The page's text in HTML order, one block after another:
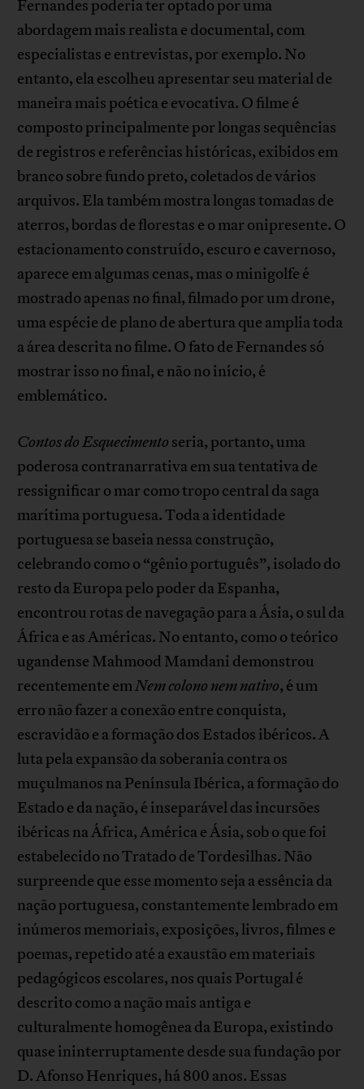
Fernandes poderia ter optado por uma
abordagem mais realista e documental, com
especialistas e entrevistas, por exemplo. No
entanto, ela escolheu apresentar seu material de
maneira mais poética e evocativa. O filme é
composto principalmente por longas sequências
de registros e referências históricas, exibidos em
branco sobre fundo preto, coletados de vários
arquivos. Ela também mostra longas tomadas de
aterros, bordas de florestas e o mar onipresente. O
estacionamento construído, escuro e cavernoso,
aparece em algumas cenas, mas o minigolfe é
mostrado apenas no final, filmado por um drone,
uma espécie de plano de abertura que amplia toda
a área descrita no filme. O fato de Fernandes só
mostrar isso no final, e não no início, é
emblemático.
Contos do Esquecimento seria, portanto, uma
poderosa contranarrativa em sua tentativa de
ressignificar o mar como tropo central da saga
marítima portuguesa. Toda a identidade
portuguesa se baseia nessa construção,
celebrando como o “gênio português”, isolado do
resto da Europa pelo poder da Espanha,
encontrou rotas de navegação para a Ásia, o sul da
África e as Américas. No entanto, como o teórico
ugandense Mahmood Mamdani demonstrou
recentemente emNem colono nem nativo, é um
erro não fazer a conexão entre conquista,
escravidão e a formação dos Estados ibéricos. A
luta pela expansão da soberania contra os
muçulmanos na Península Ibérica, a formação do
Estado e da nação, é inseparável das incursões
ibéricas na África, América e Ásia, sob o que foi
estabelecido no Tratado de Tordesilhas. Não
surpreende que esse momento seja a essência da
nação portuguesa, constantemente lembrado em
inúmeros memoriais, exposições, livros, filmes e
poemas, repetido até a exaustão em materiais
pedagógicos escolares, nos quais Portugal é
descrito como a nação mais antiga e
culturalmente homogênea da Europa, existindo
quase ininterruptamente desde sua fundação por
D. Afonso Henriques, há 800 anos. Essas